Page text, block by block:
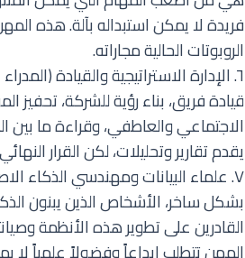
فريدة لا يمكن استبداله بآلة. هذه
الروبوتات الحالية مجاراته.
٦. الإدارة الاستراتيجية والقيادة (المدراء التنفيذيون)
قيادة فريق، بناء رؤية للشركة،
الاجتماعي والعاطفي، وقراءة ما بين
يقدم تقارير وتحليلات، لكن القرار
٧. علماء البيانات ومهندسي الذكاء الاصطناعي
بشكل ساخر، الأشخاص الذين يبنون
القادرين على تطوير هذه الأنظمة